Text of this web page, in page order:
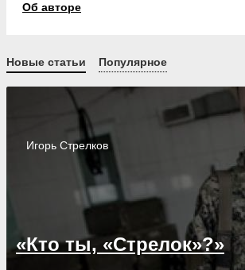
Об авторе
Новые статьи Популярное
Игорь Стрелков
«Кто ты, «Стрелок»?»